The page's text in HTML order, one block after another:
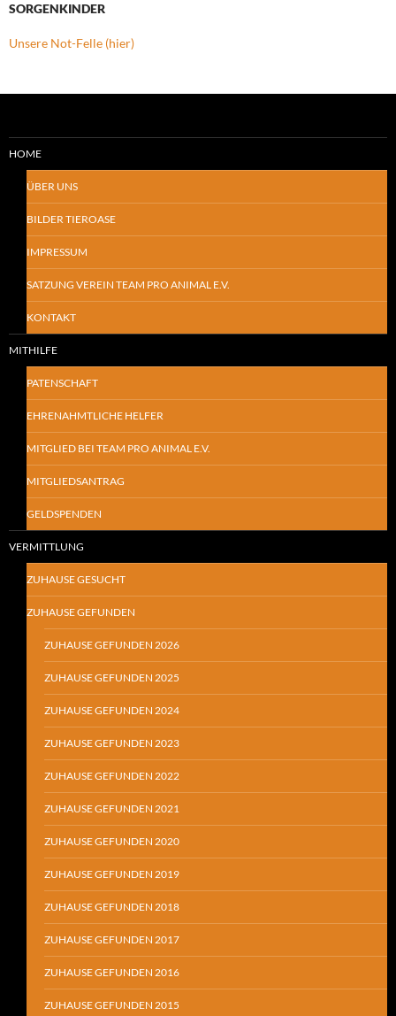
SORGENKINDER
Unsere Not-Felle (hier)
HOME
ÜBER UNS
BILDER TIEROASE
IMPRESSUM
SATZUNG VEREIN TEAM PRO ANIMAL E.V.
KONTAKT
MITHILFE
PATENSCHAFT
EHRENAHMTLICHE HELFER
MITGLIED BEI TEAM PRO ANIMAL E.V.
MITGLIEDSANTRAG
GELDSPENDEN
VERMITTLUNG
ZUHAUSE GESUCHT
ZUHAUSE GEFUNDEN
ZUHAUSE GEFUNDEN 2026
ZUHAUSE GEFUNDEN 2025
ZUHAUSE GEFUNDEN 2024
ZUHAUSE GEFUNDEN 2023
ZUHAUSE GEFUNDEN 2022
ZUHAUSE GEFUNDEN 2021
ZUHAUSE GEFUNDEN 2020
ZUHAUSE GEFUNDEN 2019
ZUHAUSE GEFUNDEN 2018
ZUHAUSE GEFUNDEN 2017
ZUHAUSE GEFUNDEN 2016
ZUHAUSE GEFUNDEN 2015